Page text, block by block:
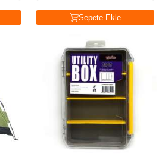
Sepete Ekle